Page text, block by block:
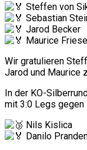
Steffen von
Sebastian
Jarod Becker
Maurice Friese
Wir gratulieren
Jarod und Maurice
In der KO-
mit 3:0 Legs gegen
Nils Kislica
Danilo